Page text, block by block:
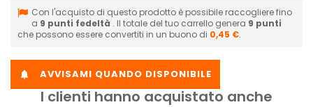
Con l'acquisto di questo prodotto è possibile raccogliere fino
a 9 punti fedeltà . Il totale del tuo carrello genera 9 punti
che possono essere convertiti in un buono di 0,45 €.
 AVVISAMI QUANDO DISPONIBILE
I clienti hanno acquistato anche